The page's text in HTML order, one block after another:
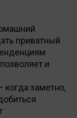
приватный
и
заметно,